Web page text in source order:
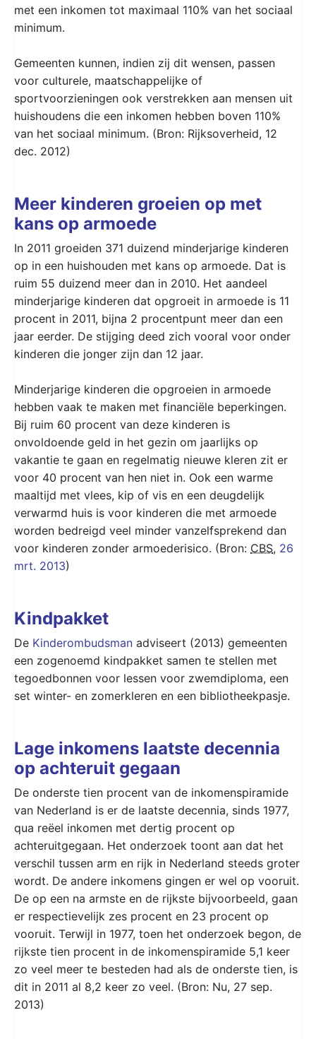
met een inkomen tot maximaal 110% van het sociaal
minimum.
Gemeenten kunnen, indien zij dit wensen, passen
voor culturele, maatschappelijke of
sportvoorzieningen ook verstrekken aan mensen uit
huishoudens die een inkomen hebben boven 110%
van het sociaal minimum. (Bron: Rijksoverheid, 12
dec. 2012)
Meer kinderen groeien op met
kans op armoede
In 2011 groeiden 371 duizend minderjarige kinderen
op in een huishouden met kans op armoede. Dat is
ruim 55 duizend meer dan in 2010. Het aandeel
minderjarige kinderen dat opgroeit in armoede is 11
procent in 2011, bijna 2 procentpunt meer dan een
jaar eerder. De stijging deed zich vooral voor onder
kinderen die jonger zijn dan 12 jaar.
Minderjarige kinderen die opgroeien in armoede
hebben vaak te maken met financiële beperkingen.
Bij ruim 60 procent van deze kinderen is
onvoldoende geld in het gezin om jaarlijks op
vakantie te gaan en regelmatig nieuwe kleren zit er
voor 40 procent van hen niet in. Ook een warme
maaltijd met vlees, kip of vis en een deugdelijk
verwarmd huis is voor kinderen die met armoede
worden bedreigd veel minder vanzelfsprekend dan
voor kinderen zonder armoederisico. (Bron: CBS, 26
mrt. 2013)
Kindpakket
De Kinderombudsman adviseert (2013) gemeenten
een zogenoemd kindpakket samen te stellen met
tegoedbonnen voor lessen voor zwemdiploma, een
set winter- en zomerkleren en een bibliotheekpasje.
Lage inkomens laatste decennia
op achteruit gegaan
De onderste tien procent van de inkomenspiramide
van Nederland is er de laatste decennia, sinds 1977,
qua reëel inkomen met dertig procent op
achteruitgegaan. Het onderzoek toont aan dat het
verschil tussen arm en rijk in Nederland steeds groter
wordt. De andere inkomens gingen er wel op vooruit.
De op een na armste en de rijkste bijvoorbeeld, gaan
er respectievelijk zes procent en 23 procent op
vooruit. Terwijl in 1977, toen het onderzoek begon, de
rijkste tien procent in de inkomenspiramide 5,1 keer
zo veel meer te besteden had als de onderste tien, is
dit in 2011 al 8,2 keer zo veel. (Bron: Nu, 27 sep.
2013)